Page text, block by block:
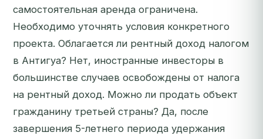
самостоятельная аренда ограничена.
Необходимо уточнять условия конкретного
проекта. Облагается ли рентный доход налогом
в Антигуа? Нет, иностранные инвесторы в
большинстве случаев освобождены от налога
на рентный доход. Можно ли продать объект
гражданину третьей страны? Да, после
завершения 5-летнего периода удержания